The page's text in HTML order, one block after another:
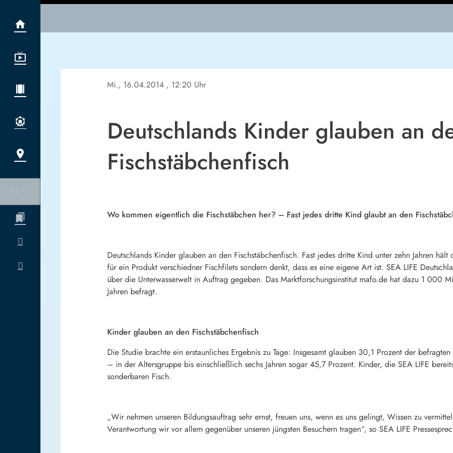
Mi., 16.04.2014 , 12:20 Uhr
Deutschlands Kinder glauben an
Fischstäbchenfisch
Wo kommen eigentlich die Fischstäbchen her? – Fast jedes dritte Kind glaubt an den
Deutschlands Kinder glauben an den Fischstäbchenfisch. Fast jedes dritte Kind unter zehn Jahren
für ein Produkt verschiedner Fischfilets sondern denkt, dass es eine eigene Art ist. SEA LIFE
über die Unterwasserwelt in Auftrag gegeben. Das Marktforschungsinstitut mafo.de hat dazu 1 000
Jahren befragt.
Kinder glauben an den Fischstäbchenfisch
Die Studie brachte ein erstaunliches Ergebnis zu Tage: Insgesamt glauben 30,1 Prozent der
– in der Altersgruppe bis einschließlich sechs Jahren sogar 45,7 Prozent. Kinder, die SEA LIFE
sonderbaren Fisch.
„Wir nehmen unseren Bildungsauftrag sehr ernst, freuen uns, wenn es uns gelingt, Wissen zu
Verantwortung wir vor allem gegenüber unseren jüngsten Besuchern tragen“, so SEA LIFE